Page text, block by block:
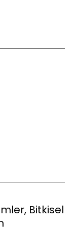
Bitkisel